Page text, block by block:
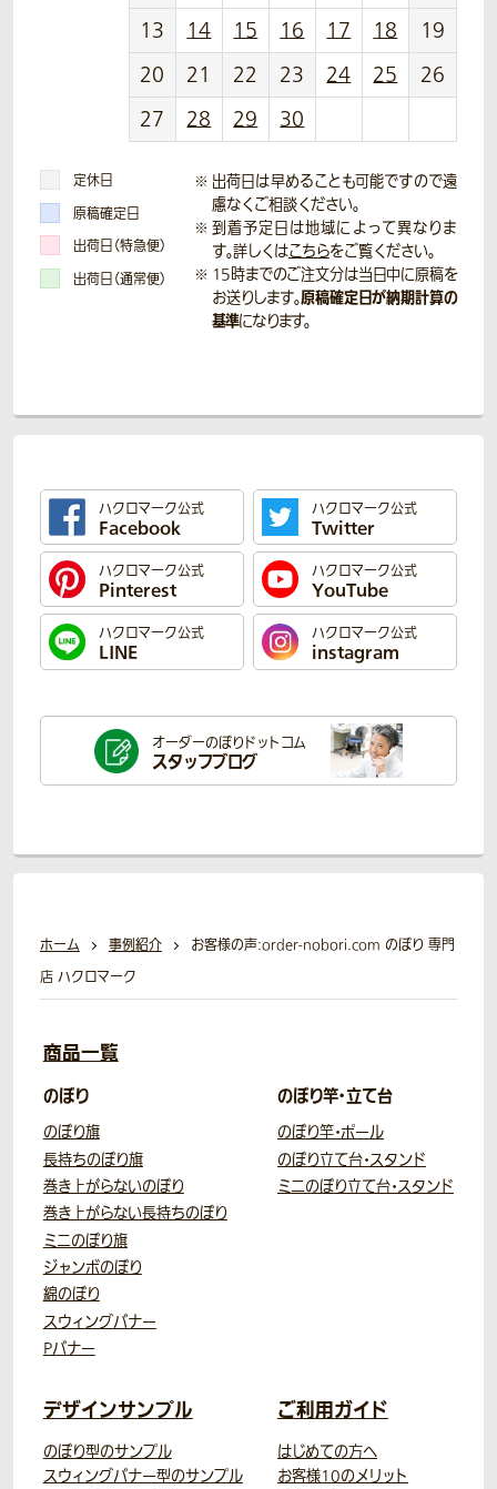
13
14 15 16 17 18
19
20
21 22 23 24 25
26
27
28 29 30
定休日
原稿確定日
出荷日（特急便）
出荷日（通常便）
出荷日は早めることも可能ですので遠
慮なくご相談ください。
到着予定日は地域によって異なりま
す。詳しくはこちらをご覧ください。
15時までのご注文分は当日中に原稿を
お送りします。原稿確定日が納期計算の
基準になります。
ハクロマーク公式
Facebook
ハクロマーク公式
Twitter
ハクロマーク公式
Pinterest
ハクロマーク公式
YouTube
ハクロマーク公式
LINE
ハクロマーク公式
instagram
オーダーのぼりドットコム
スタッフブログ
ホーム 事例紹介
お客様の声:order-nobori.com のぼり 専門
店 ハクロマーク
商品一覧
のぼり
のぼり旗
長持ちのぼり旗
巻き上がらないのぼり
巻き上がらない長持ちのぼり
ミニのぼり旗
ジャンボのぼり
綿のぼり
スウィングバナー
Pバナー
のぼり竿・立て台
のぼり竿・ポール
のぼり立て台・スタンド
ミニのぼり立て台・スタンド
デザインサンプル
のぼり型のサンプル
スウィングバナー型のサンプル
ご利用ガイド
はじめての方へ
お客様10のメリット